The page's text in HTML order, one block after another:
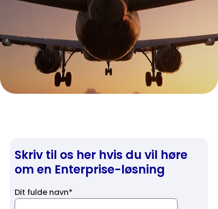
Skriv til os her hvis du vil høre
om en Enterprise-løsning
Dit fulde navn*